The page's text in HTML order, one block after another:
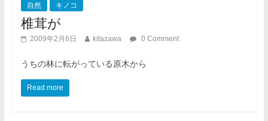
自然 キノコ
椎茸が
2009年2月6日 kitazawa 0 Comment
うちの林に転がっている原木から
Read more